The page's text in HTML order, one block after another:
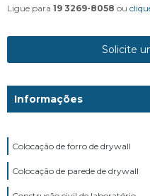
Ligue para 19 3269-8058 ou
Solicite
Informações
Colocação de forro de drywall
Colocação de parede de drywall